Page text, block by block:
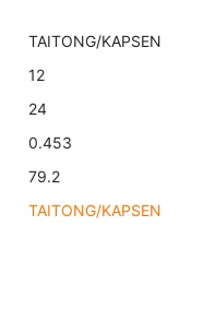
TAITONG/KAPSEN
12
24
0.453
79.2
TAITONG/KAPSEN